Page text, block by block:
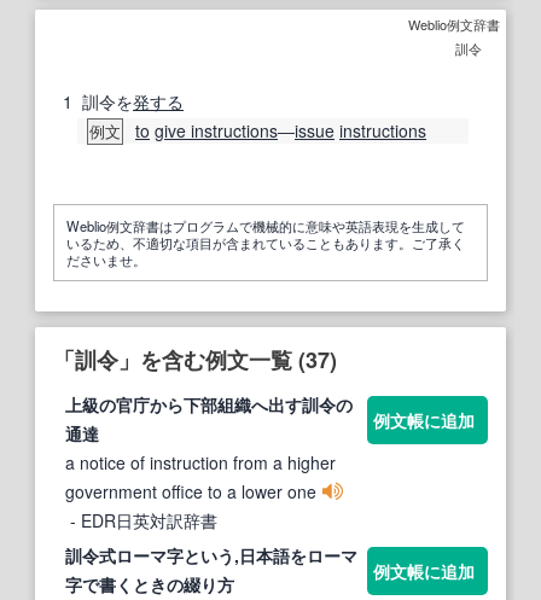
Weblio例文辞書
訓令
1 訓令を発する
例文 to give instructions―issue instructions
Weblio例文辞書はプログラムで機械的に意味や英語表現を生成して
いるため、不適切な項目が含まれていることもあります。ご了承く
ださいませ。
「訓令」を含む例文一覧 (37)
上級の官庁から下部組織へ出す訓令の
通達
a notice of instruction from a higher
government office to a lower one
- EDR日英対訳辞書
例文帳に追加
訓令式ローマ字という,日本語をローマ
字で書くときの綴り方
例文帳に追加